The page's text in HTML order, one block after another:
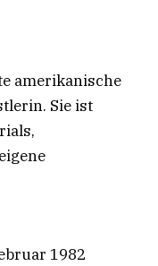
amerikanische
Sie ist
1982